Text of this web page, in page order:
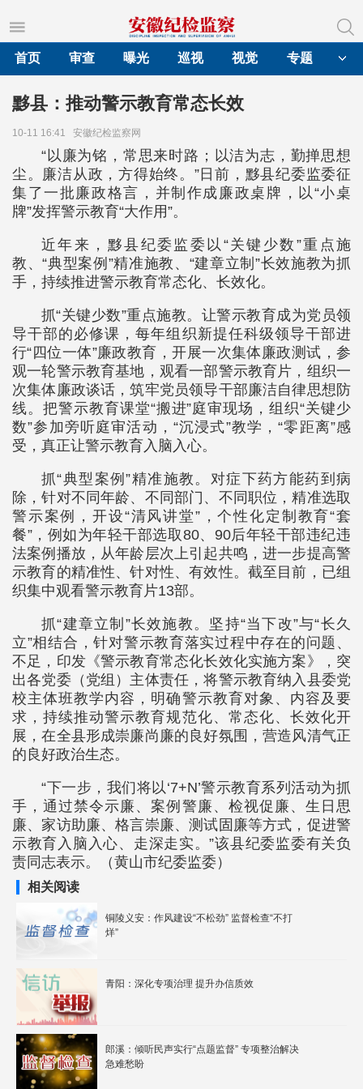
首页
审查 曝光 巡视 视觉 专题
黟县：推动警示教育常态长效
10-11 16:41 安徽纪检监察网
“以廉为铭，常思来时路；以洁为志，勤掸思想
尘。廉洁从政，方得始终。”日前，黟县纪委监委征
集了一批廉政格言，并制作成廉政桌牌，以“小桌
牌”发挥警示教育“大作用”。
近年来，黟县纪委监委以“关键少数”重点施
教、“典型案例”精准施教、“建章立制”长效施教为抓
手，持续推进警示教育常态化、长效化。
抓“关键少数”重点施教。让警示教育成为党员领
导干部的必修课，每年组织新提任科级领导干部进
行“四位一体”廉政教育，开展一次集体廉政测试，参
观一轮警示教育基地，观看一部警示教育片，组织一
次集体廉政谈话，筑牢党员领导干部廉洁自律思想防
线。把警示教育课堂“搬进”庭审现场，组织“关键少
数”参加旁听庭审活动，“沉浸式”教学，“零距离”感
受，真正让警示教育入脑入心。
抓“典型案例”精准施教。对症下药方能药到病
除，针对不同年龄、不同部门、不同职位，精准选取
警示案例，开设“清风讲堂”，个性化定制教育“套
餐”，例如为年轻干部选取80、90后年轻干部违纪违
法案例播放，从年龄层次上引起共鸣，进一步提高警
示教育的精准性、针对性、有效性。截至目前，已组
织集中观看警示教育片13部。
抓“建章立制”长效施教。坚持“当下改”与“长久
立”相结合，针对警示教育落实过程中存在的问题、
不足，印发《警示教育常态化长效化实施方案》，突
出各党委（党组）主体责任，将警示教育纳入县委党
校主体班教学内容，明确警示教育对象、内容及要
求，持续推动警示教育规范化、常态化、长效化开
展，在全县形成崇廉尚廉的良好氛围，营造风清气正
的良好政治生态。
“下一步，我们将以‘7+N’警示教育系列活动为抓
手，通过禁令示廉、案例警廉、检视促廉、生日思
廉、家访助廉、格言崇廉、测试固廉等方式，促进警
示教育入脑入心、走深走实。”该县纪委监委有关负
责同志表示。（黄山市纪委监委）
相关阅读
铜陵义安：作风建设“不松劲” 监督检查“不打
烊”
青阳：深化专项治理 提升办信质效
郎溪：倾听民声实行“点题监督” 专项整治解决
急难愁盼